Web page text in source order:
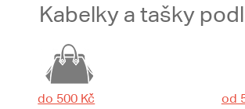
Kabelky a tašky
do 500 Kč od